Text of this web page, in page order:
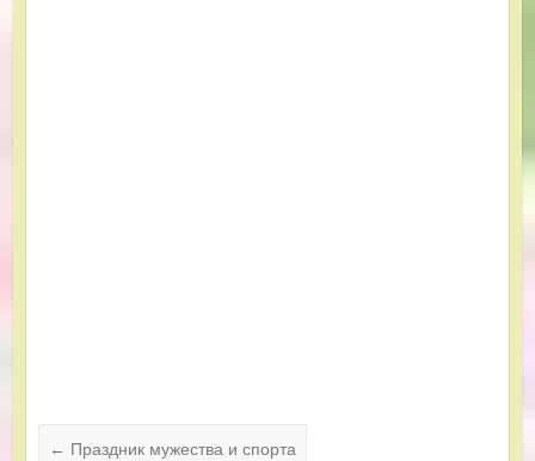
← Праздник мужества и спорта